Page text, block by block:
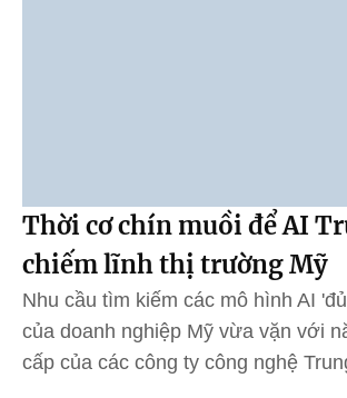
Thời cơ chín muồi để AI
chiếm lĩnh thị trường Mỹ
Nhu cầu tìm kiếm các mô hình AI
của doanh nghiệp Mỹ vừa vặn với
cấp của các công ty công nghệ